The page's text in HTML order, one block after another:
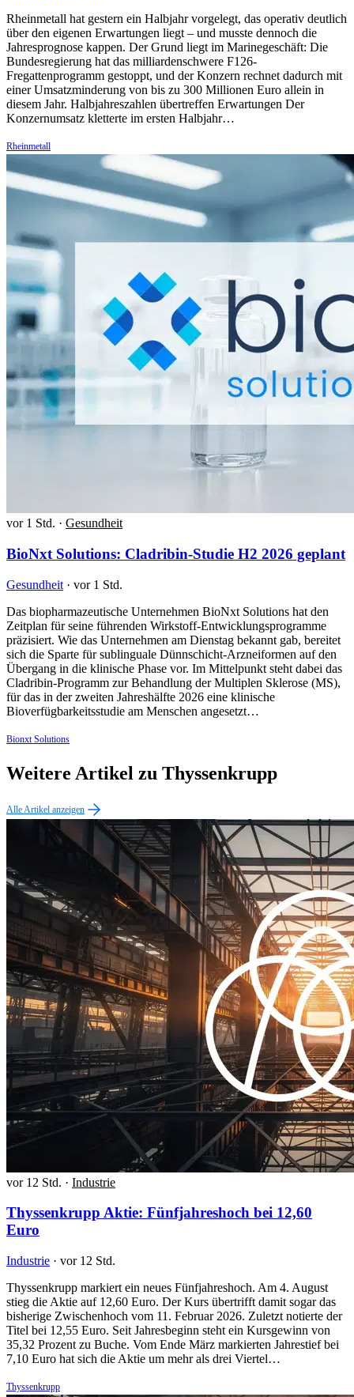
Rheinmetall hat gestern ein Halbjahr vorgelegt, das operativ deutlich
über den eigenen Erwartungen liegt – und musste dennoch die
Jahresprognose kappen. Der Grund liegt im Marinegeschäft: Die
Bundesregierung hat das milliardenschwere F126-
Fregattenprogramm gestoppt, und der Konzern rechnet dadurch mit
einer Umsatzminderung von bis zu 300 Millionen Euro allein in
diesem Jahr. Halbjahreszahlen übertreffen Erwartungen Der
Konzernumsatz kletterte im ersten Halbjahr…
Rheinmetall
vor 1 Std. · Gesundheit
BioNxt Solutions: Cladribin-Studie H2 2026 geplant
Gesundheit · vor 1 Std.
Das biopharmazeutische Unternehmen BioNxt Solutions hat den
Zeitplan für seine führenden Wirkstoff-Entwicklungsprogramme
präzisiert. Wie das Unternehmen am Dienstag bekannt gab, bereitet
sich die Sparte für sublinguale Dünnschicht-Arzneiformen auf den
Übergang in die klinische Phase vor. Im Mittelpunkt steht dabei das
Cladribin-Programm zur Behandlung der Multiplen Sklerose (MS),
für das in der zweiten Jahreshälfte 2026 eine klinische
Bioverfügbarkeitsstudie am Menschen angesetzt…
Bionxt Solutions
Weitere Artikel zu Thyssenkrupp
Alle Artikel anzeigen
vor 12 Std. · Industrie
Thyssenkrupp Aktie: Fünfjahreshoch bei 12,60
Euro
Industrie · vor 12 Std.
Thyssenkrupp markiert ein neues Fünfjahreshoch. Am 4. August
stieg die Aktie auf 12,60 Euro. Der Kurs übertrifft damit sogar das
bisherige Zwischenhoch vom 11. Februar 2026. Zuletzt notierte der
Titel bei 12,55 Euro. Seit Jahresbeginn steht ein Kursgewinn von
35,32 Prozent zu Buche. Vom Ende März markierten Jahrestief bei
7,10 Euro hat sich die Aktie um mehr als drei Viertel…
Thyssenkrupp